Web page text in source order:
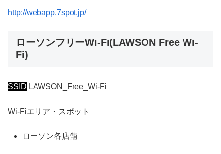
http://webapp.7spot.jp/
ローソンフリーWi-Fi(LAWSON Free Wi-
Fi)
SSID LAWSON_Free_Wi-Fi
Wi-Fiエリア・スポット
ローソン各店舗